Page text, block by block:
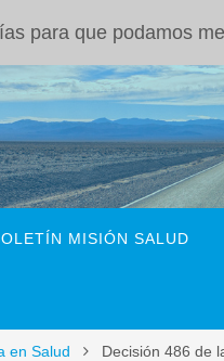
MISIÓN SALUD
en Salud Decisión 486 de
para que podamos